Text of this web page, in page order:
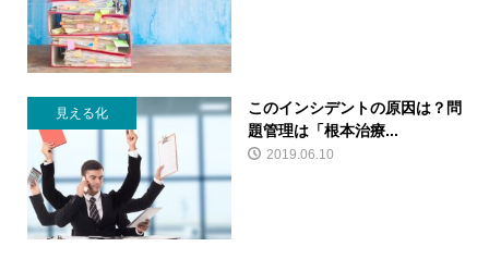
見える化
このインシデントの原因は？問
題管理は「根本治療...
2019.06.10